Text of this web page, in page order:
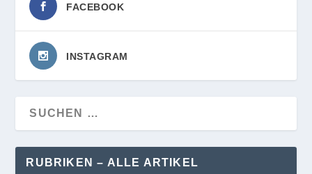
FACEBOOK
INSTAGRAM
RUBRIKEN – ALLE ARTIKEL